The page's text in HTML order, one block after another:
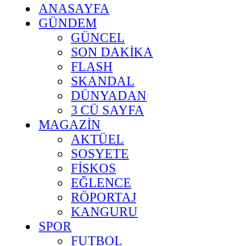
ANASAYFA
GÜNDEM
GÜNCEL
SON DAKİKA
FLASH
SKANDAL
DÜNYADAN
3 CÜ SAYFA
MAGAZİN
AKTÜEL
SOSYETE
FİSKOS
EĞLENCE
RÖPORTAJ
KANGURU
SPOR
FUTBOL